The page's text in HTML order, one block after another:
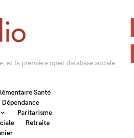
et la première open database sociale.
Santé
Dépendance
Paritarisme
Retraite